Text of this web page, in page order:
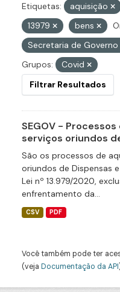
Etiquetas: aquisição
13979
bens
Secretaria de
Grupos:
Covid
Filtrar Resultados
SEGOV -
serviços oriundos
São os processos de
oriundos de Dispensas
Lei nº 13.979/2020,
enfrentamento da...
CSV PDF
Você também pode ter
(veja Documentação da API